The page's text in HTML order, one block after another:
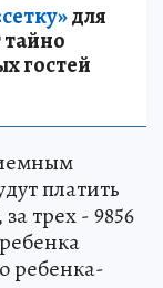
для
тайно
гостей
платить
трех - 9856
ребенка-